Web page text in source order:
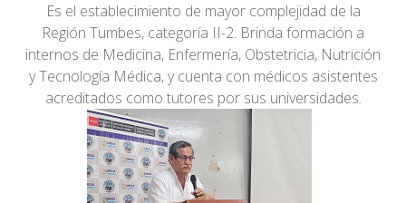
Es el establecimiento de mayor complejidad de la
Región Tumbes, categoría II-2. Brinda formación a
internos de Medicina, Enfermería, Obstetricia, Nutrición
y Tecnología Médica, y cuenta con médicos asistentes
acreditados como tutores por sus universidades.